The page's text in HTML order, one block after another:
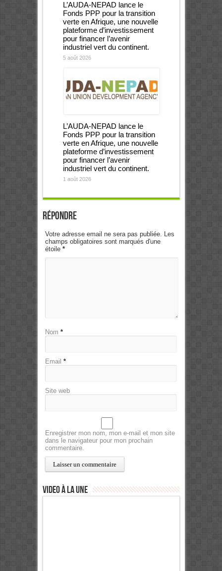
L’AUDA-NEPAD lance le
Fonds PPP pour la transition
verte en Afrique, une nouvelle
plateforme d’investissement
pour financer l’avenir
industriel vert du continent.
5 août 2026
L’AUDA-NEPAD lance le
Fonds PPP pour la transition
verte en Afrique, une nouvelle
plateforme d’investissement
pour financer l’avenir
industriel vert du continent.
1 août 2026
Répondre
Votre adresse email ne sera pas publiée. Les
champs obligatoires sont marqués d'une
étoile *
Nom *
Email *
Site web
Enregistrer mon nom, mon e-mail et mon site
dans le navigateur pour mon prochain
commentaire.
Video à la Une